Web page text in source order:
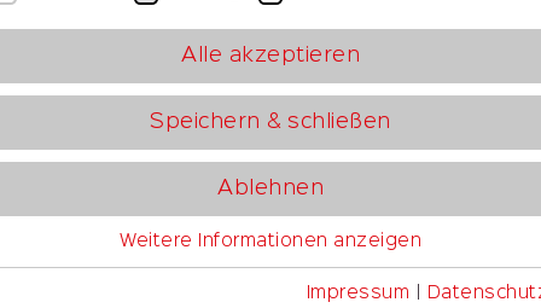
Lean
- Kongress
November 2026 bei Porsche
Alle akzeptieren
Speichern & schließen
Ablehnen
Essentielle Cookies werden für grundlegende
Weitere Informationen anzeigen
Impressum